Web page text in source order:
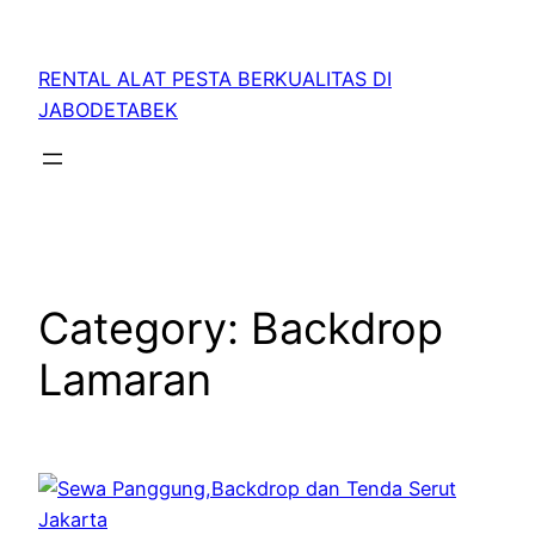
RENTAL ALAT PESTA BERKUALITAS DI
JABODETABEK
Category: Backdrop
Lamaran